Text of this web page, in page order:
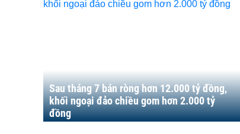
Sau tháng 7 bán ròng hơn 12.000 tỷ đồng,
khối ngoại đảo chiều gom hơn 2.000 tỷ
đồng